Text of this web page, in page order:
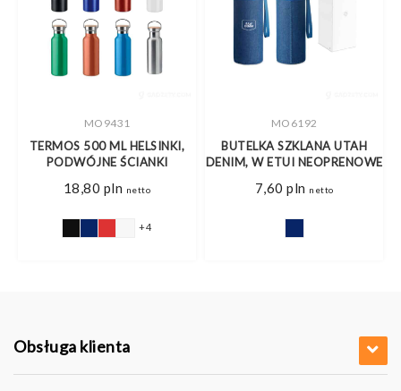
MO9431
TERMOS 500 ML HELSINKI,
PODWÓJNE ŚCIANKI
18,80 pln netto
+4
MO6192
BUTELKA SZKLANA UTAH
DENIM, W ETUI NEOPRENOWE
7,60 pln netto
Obsługa klienta